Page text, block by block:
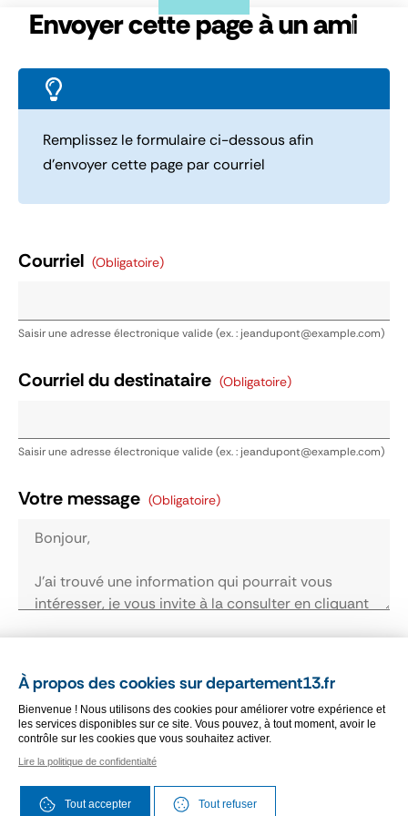
Panneau de gestion des cookies
À propos des cookies sur departement13.fr
Bienvenue ! Nous utilisons des cookies pour améliorer votre expérience et
les services disponibles sur ce site. Vous pouvez, à tout moment, avoir le
contrôle sur les cookies que vous souhaitez activer.
Lire la politique de confidentialté
Tout accepter Tout refuser
Envoyer cette page à un ami
Remplissez le formulaire ci-dessous afin
d’envoyer cette page par courriel
Courriel (obligatoire)
Saisir une adresse électronique valide (ex. : jeandupont@example.com)
Courriel du destinataire (obligatoire)
Saisir une adresse électronique valide (ex. : jeandupont@example.com)
Votre message (obligatoire)
conditions générales d'utilisation.Cliquez ici
pour les consulter
(obligatoire)
Vérification antispam(obligatoire)
Veuillez cocher la case "Je suis un humain"